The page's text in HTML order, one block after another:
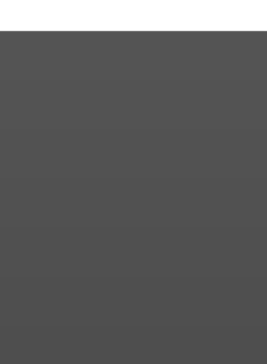
ходе в День крещения